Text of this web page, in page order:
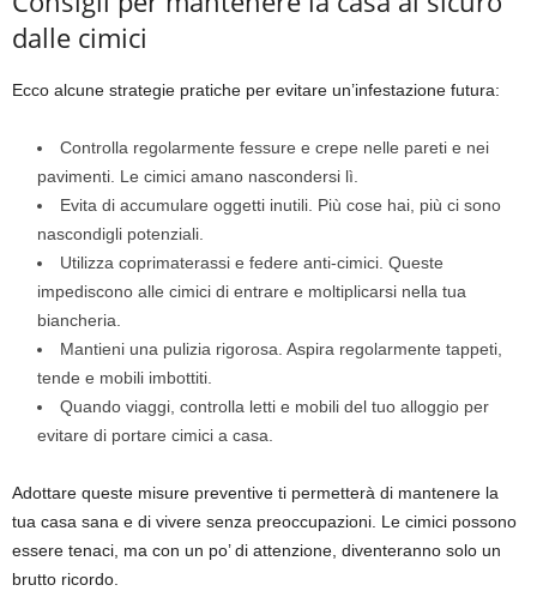
dalle cimici
Ecco alcune strategie pratiche per evitare un’infestazione futura:
Controlla regolarmente fessure e crepe nelle pareti e nei
pavimenti. Le cimici amano nascondersi lì.
Evita di accumulare oggetti inutili. Più cose hai, più ci sono
nascondigli potenziali.
Utilizza coprimaterassi e federe anti-cimici. Queste
impediscono alle cimici di entrare e moltiplicarsi nella tua
biancheria.
Mantieni una pulizia rigorosa. Aspira regolarmente tappeti,
tende e mobili imbottiti.
Quando viaggi, controlla letti e mobili del tuo alloggio per
evitare di portare cimici a casa.
Adottare queste misure preventive ti permetterà di mantenere la
tua casa sana e di vivere senza preoccupazioni. Le cimici possono
essere tenaci, ma con un po’ di attenzione, diventeranno solo un
brutto ricordo.